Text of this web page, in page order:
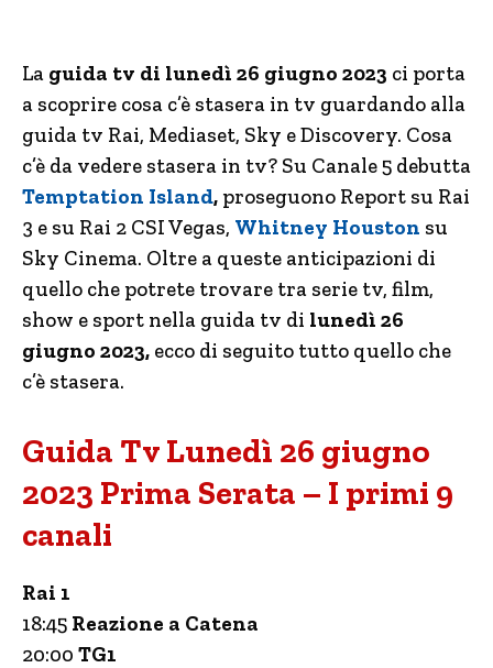
La guida tv di lunedì 26 giugno 2023 ci porta
a scoprire cosa c’è stasera in tv guardando alla
guida tv Rai, Mediaset, Sky e Discovery. Cosa
c’è da vedere stasera in tv? Su Canale 5 debutta
Temptation Island, proseguono Report su Rai
3 e su Rai 2 CSI Vegas, Whitney Houston su
Sky Cinema. Oltre a queste anticipazioni di
quello che potrete trovare tra serie tv, film,
show e sport nella guida tv di lunedì 26
giugno 2023, ecco di seguito tutto quello che
c’è stasera.
Guida Tv Lunedì 26 giugno
2023 Prima Serata – I primi 9
canali
Rai 1
18:45 Reazione a Catena
20:00 TG1